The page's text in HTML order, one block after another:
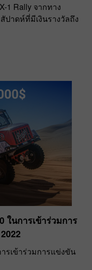
1 Rally จากทาง
ปาดห์ที่มีเงินรางวัลถึง
ในการเข้าร่วมการ
ารเข้าร่วมการแข่งขัน